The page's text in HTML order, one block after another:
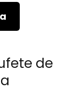
de